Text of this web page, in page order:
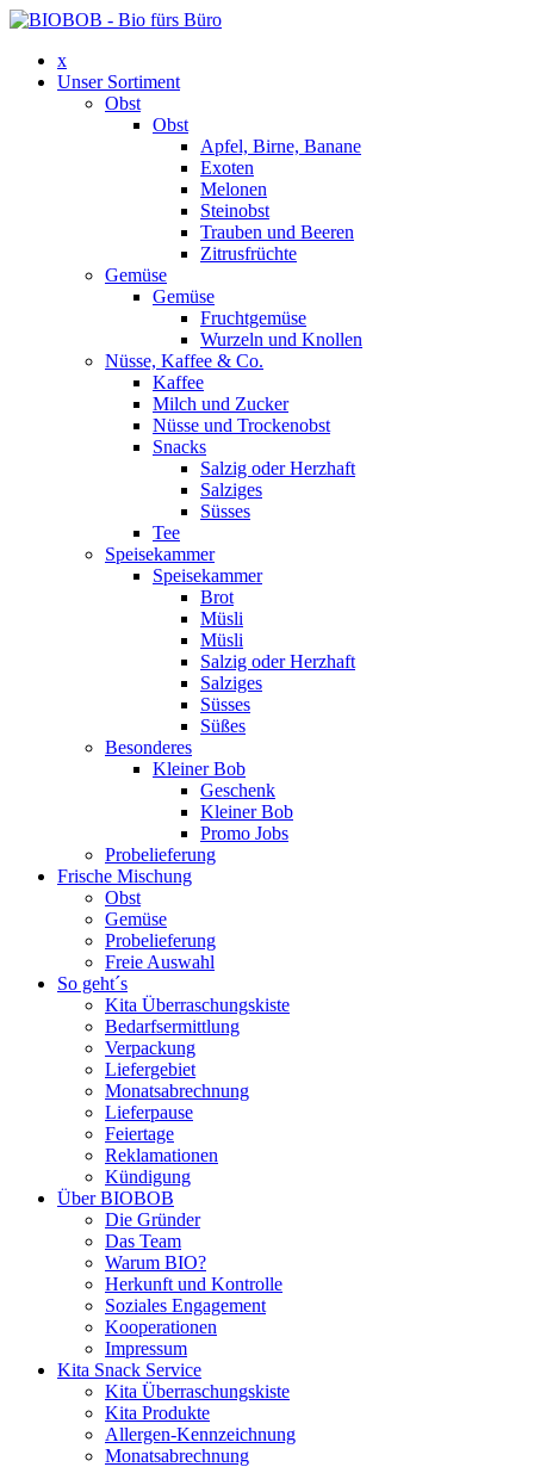
x
Unser Sortiment
Obst
Obst
Apfel, Birne, Banane
Exoten
Melonen
Steinobst
Trauben und Beeren
Zitrusfrüchte
Gemüse
Gemüse
Fruchtgemüse
Wurzeln und Knollen
Nüsse, Kaffee & Co.
Kaffee
Milch und Zucker
Nüsse und Trockenobst
Snacks
Salzig oder Herzhaft
Salziges
Süsses
Tee
Speisekammer
Speisekammer
Brot
Müsli
Müsli
Salzig oder Herzhaft
Salziges
Süsses
Süßes
Besonderes
Kleiner Bob
Geschenk
Kleiner Bob
Promo Jobs
Probelieferung
Frische Mischung
Obst
Gemüse
Probelieferung
Freie Auswahl
So geht´s
Kita Überraschungskiste
Bedarfsermittlung
Verpackung
Liefergebiet
Monatsabrechnung
Lieferpause
Feiertage
Reklamationen
Kündigung
Über BIOBOB
Die Gründer
Das Team
Warum BIO?
Herkunft und Kontrolle
Soziales Engagement
Kooperationen
Impressum
Kita Snack Service
Kita Überraschungskiste
Kita Produkte
Allergen-Kennzeichnung
Monatsabrechnung